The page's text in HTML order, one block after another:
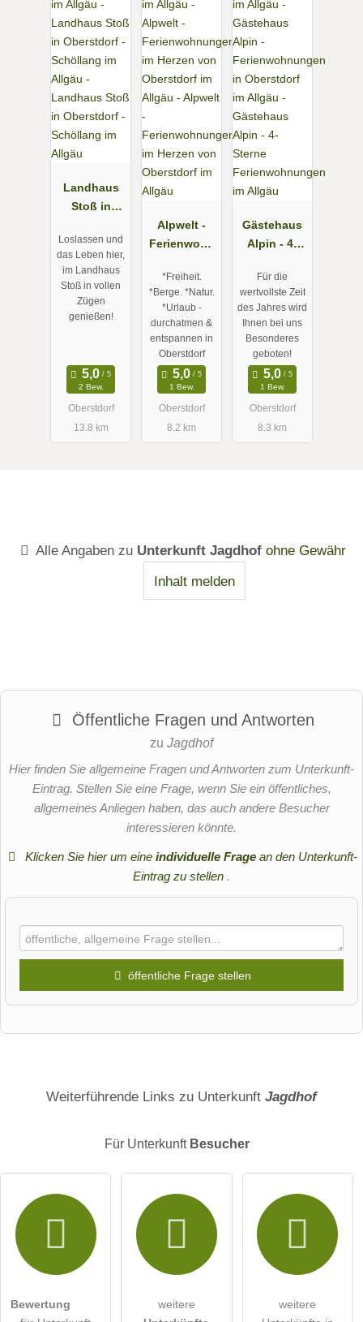
Landhaus
Stoß in
Schöllang
im Allgäu
Loslassen und
das Leben hier,
im Landhaus
Stoß in vollen
Zügen
genießen!
2 Bew.
Oberstdorf
13.8 km
Alpwelt -
Ferienwohn
Herzen von
Oberstdorf
im Allgäu
*Freiheit.
*Berge. *Natur.
*Urlaub -
durchatmen &
entspannen in
Oberstdorf
1 Bew.
Oberstdorf
8.2 km
Gästehaus
Alpin - 4-
Ferienwohn
ungen im
Allgäu
Für die
wertvollste Zeit
des Jahres wird
Ihnen bei uns
Besonderes
geboten!
1 Bew.
Oberstdorf
8.3 km
Alle Angaben zu Unterkunft Jagdhof ohne Gewähr
Inhalt melden
Öffentliche Fragen und Antworten
zu Jagdhof
Hier finden Sie allgemeine Fragen und Antworten zum Unterkunft-
Eintrag. Stellen Sie eine Frage, wenn Sie ein öffentliches,
allgemeines Anliegen haben, das auch andere Besucher
interessieren könnte.
Klicken Sie hier um eine individuelle Fragean den Unterkunft-
Eintrag zu stellen .
öffentliche Frage stellen
E-Mail-Adresse (wird nicht veröffentlicht)
Hiermit akzeptiere ich die .
öffentliche Frage stellen Abbrechen
Weiterführende Links zu Unterkunft Jagdhof
Für Unterkunft Besucher
Bewertung
weitere
weitere